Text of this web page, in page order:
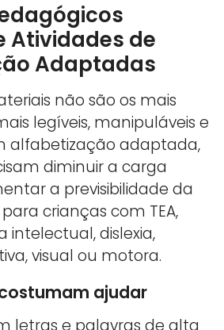
Atividades de
Adaptadas
não são os mais
legíveis, manipuláveis e
alfabetização adaptada,
diminuir a carga
a previsibilidade da
crianças com TEA,
intelectual, dislexia,
visual ou motora.
ajudar